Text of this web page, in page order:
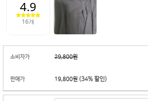
소비자가 29,800원
판매가 19,800원 (34% 할인)